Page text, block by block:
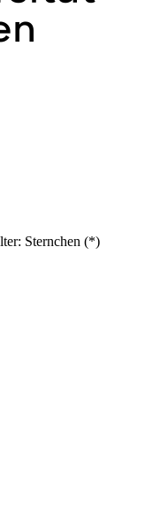
Sternchen (*)